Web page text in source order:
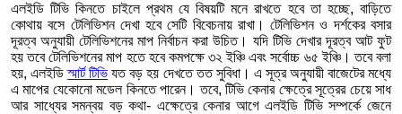
এলইডি টিভি কিনতে চাইলে প্রথম যে বিষয়টি মনে রাখতে হবে তা হচ্ছে, বাড়িতে
কোথায় বসে টেলিভিশন দেখা হবে সেটি বিবেচনায় রাখা। টেলিভিশন ও দর্শকের বসার
দূরত্ব অনুযায়ী টেলিভিশনের মাপ নির্বাচন করা উচিত। যদি টিভি দেখার দূরত্ব আট ফুট
হয় তবে টেলিভিশনের মাপ হতে হবে কমপক্ষে ৩২ ইঞ্চি এবং সর্বোচ্চ ৬৫ ইঞ্চি। তবে বলা
হয়, এলইডিস্মার্ট টিভি যত বড় হয় দেখতে তত সুবিধা। এ সূত্র অনুযায়ী বাজেটের মধ্যে
এ মাপের যেকোনো মডেল কিনতে পারেন। তবে, টিভি কেনার ক্ষেত্রে সূত্রের চেয়ে সাধ
আর সাধ্যের সমন্বয় বড় কথা- এক্ষেত্রে কেনার আগে এলইডি টিভি সম্পর্কে জেনে